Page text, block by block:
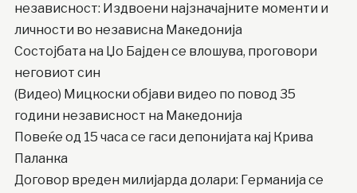
независност: Издвоени најзначајните моменти и
личности во независна Македонија
Состојбата на Џо Бајден се влошува, проговори
неговиот син
(Видео) Мицкоски објави видео по повод 35
години независност на Македонија
Повеќе од 15 часа се гаси депонијата кај Крива
Паланка
Договор вреден милијарда долари: Германија се